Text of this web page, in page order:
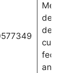
del 2
de
fecha